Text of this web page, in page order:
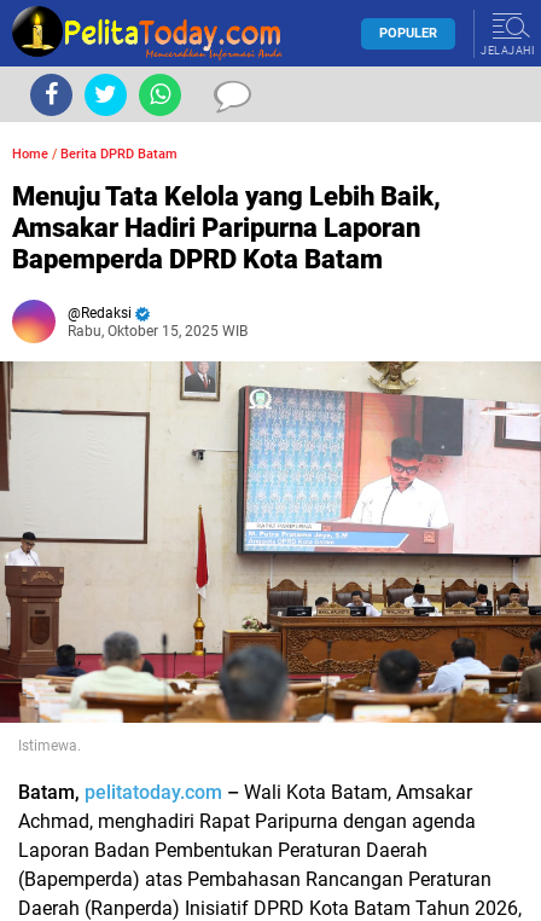
POPULER
JELAJAHI
Home / Berita DPRD Batam
Menuju Tata Kelola yang Lebih Baik,
Amsakar Hadiri Paripurna Laporan
Bapemperda DPRD Kota Batam
Redaksi
Rabu, Oktober 15, 2025 WIB
Istimewa.
Batam, pelitatoday.com – Wali Kota Batam, Amsakar
Achmad, menghadiri Rapat Paripurna dengan agenda
Laporan Badan Pembentukan Peraturan Daerah
(Bapemperda) atas Pembahasan Rancangan Peraturan
Daerah (Ranperda) Inisiatif DPRD Kota Batam Tahun 2026,